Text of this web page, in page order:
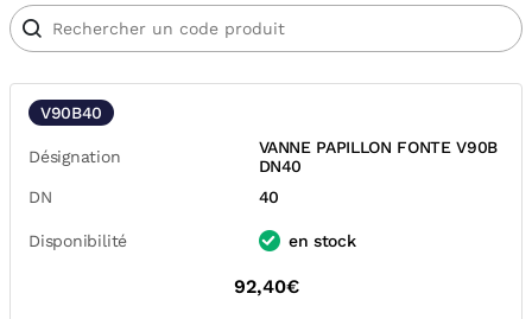
V90B40
Désignation
VANNE PAPILLON FONTE V90B
DN40
DN
40
Disponibilité en stock
92,40€